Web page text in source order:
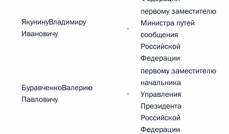
ЯкунинуВладимиру
Ивановичу
-
первому заместителю
Министра путей
сообщения
Российской
Федерации
БуравченкоВалерию
Павловичу
-
первому заместителю
начальника
Управления
Президента
Российской
Федерации